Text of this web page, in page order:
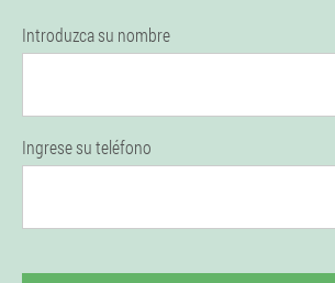
Introduzca su nombre
Ingrese su teléfono